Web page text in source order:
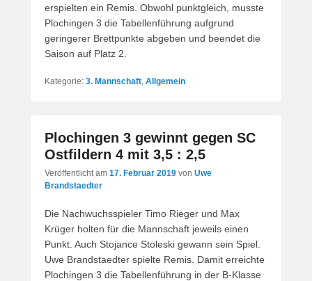
erspielten ein Remis. Obwohl punktgleich, musste
Plochingen 3 die Tabellenführung aufgrund
geringerer Brettpunkte abgeben und beendet die
Saison auf Platz 2.
Kategorie: 3. Mannschaft, Allgemein
Plochingen 3 gewinnt gegen SC
Ostfildern 4 mit 3,5 : 2,5
Veröffentlicht am 17. Februar 2019 von Uwe
Brandstaedter
Die Nachwuchsspieler Timo Rieger und Max
Krüger holten für die Mannschaft jeweils einen
Punkt. Auch Stojance Stoleski gewann sein Spiel.
Uwe Brandstaedter spielte Remis. Damit erreichte
Plochingen 3 die Tabellenführung in der B‑Klasse